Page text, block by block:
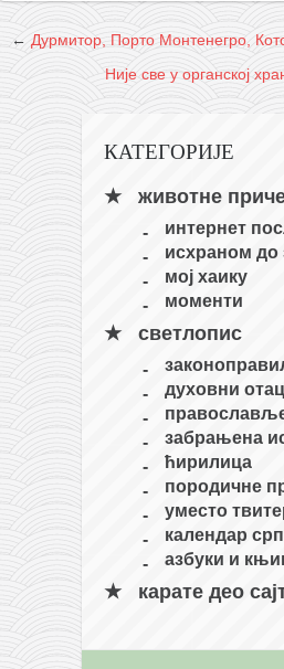
← Дурмитор, Порто Монтенегро,
Није све у органској
КАТЕГОРИЈЕ
животне
интернет
исхраном
мој хаику
моменти
светлопис
духовни отац
забрањена
ћирилица
породичне
уместо
календар
азбуки и
карате део